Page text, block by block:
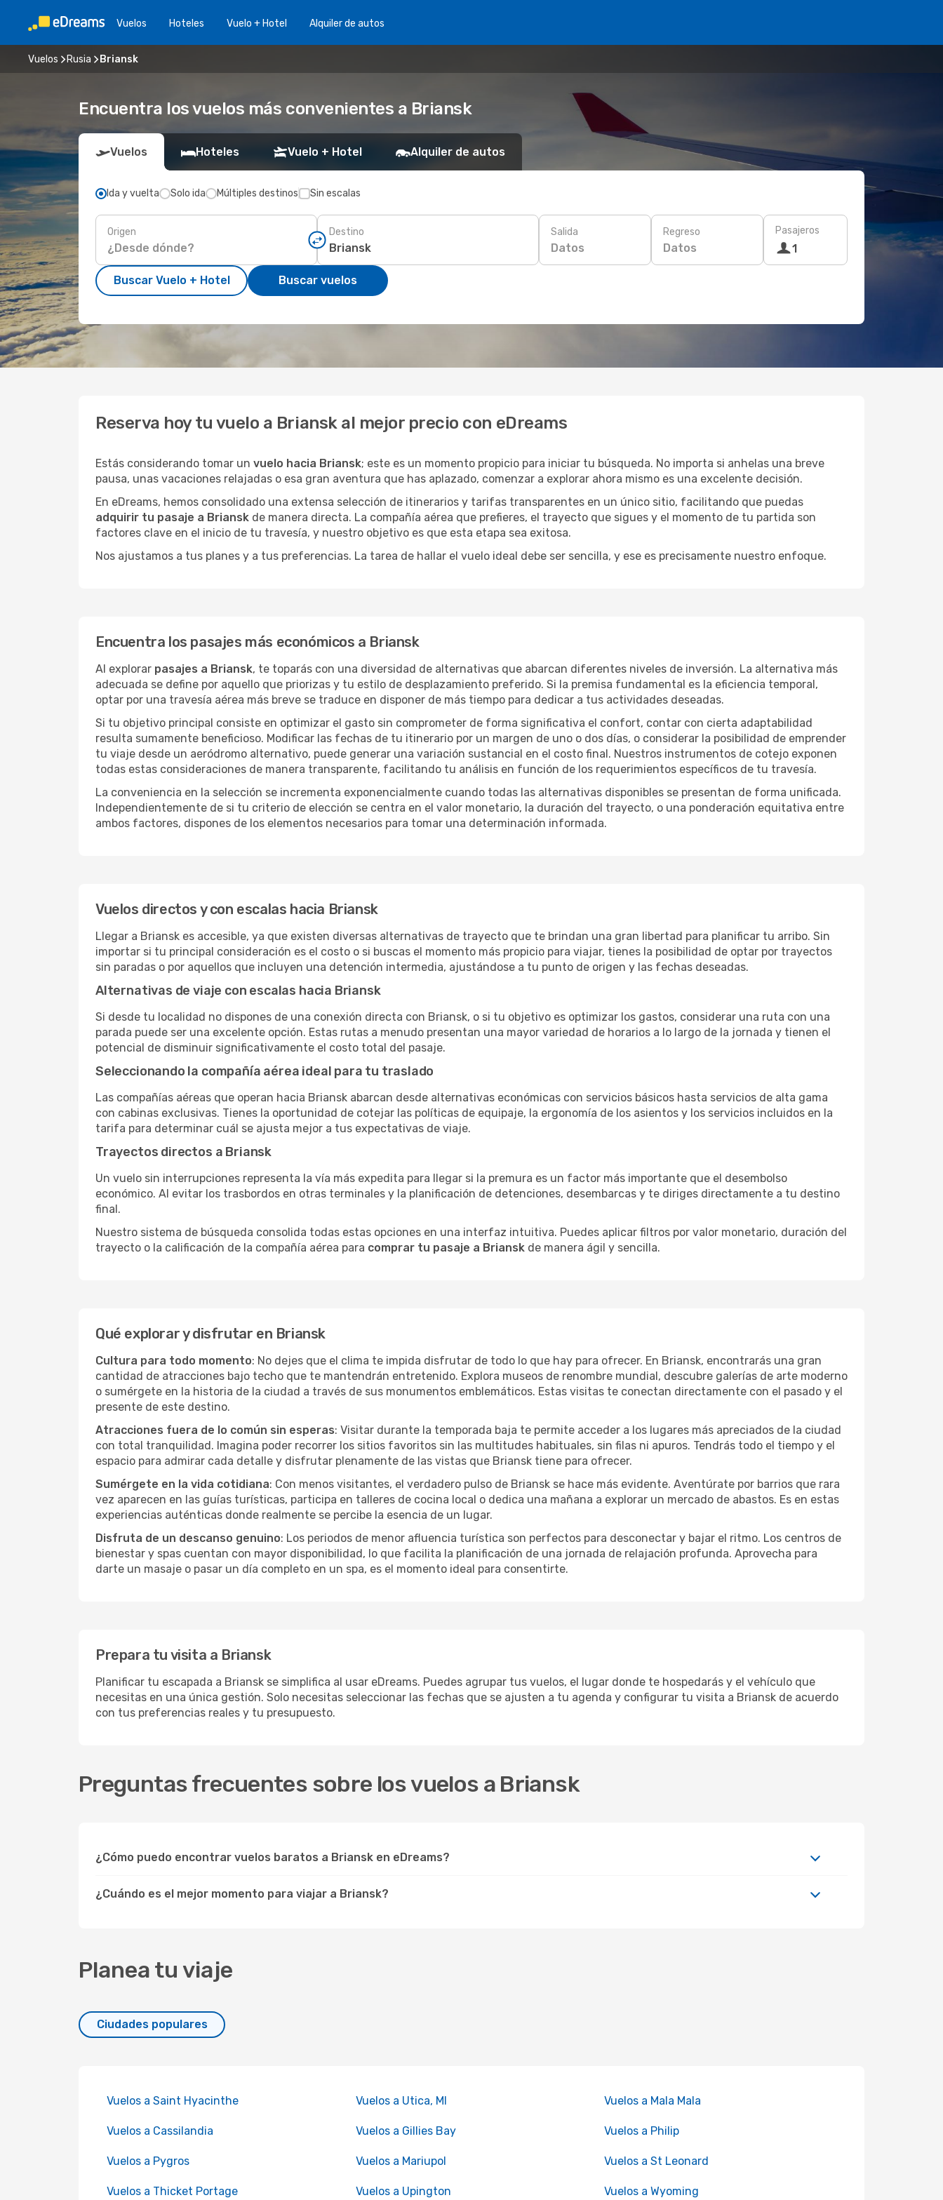
Vuelos Hoteles Vuelo + Hotel Alquiler de autos
Vuelos Rusia Briansk
Encuentra los vuelos más convenientes a Briansk
Vuelos Hoteles Vuelo + Hotel Alquiler de autos
Ida y vuelta Solo ida Múltiples destinos Sin escalas
Origen Destino Salida
Datos
Regreso
Datos
Pasajeros
1
Buscar Vuelo + Hotel Buscar vuelos
Reserva hoy tu vuelo a Briansk al mejor precio con eDreams
Estás considerando tomar un vuelo hacia Briansk; este es un momento propicio para iniciar tu búsqueda. No importa si anhelas una breve
pausa, unas vacaciones relajadas o esa gran aventura que has aplazado, comenzar a explorar ahora mismo es una excelente decisión.
En eDreams, hemos consolidado una extensa selección de itinerarios y tarifas transparentes en un único sitio, facilitando que puedas
adquirir tu pasaje a Briansk de manera directa. La compañía aérea que prefieres, el trayecto que sigues y el momento de tu partida son
factores clave en el inicio de tu travesía, y nuestro objetivo es que esta etapa sea exitosa.
Nos ajustamos a tus planes y a tus preferencias. La tarea de hallar el vuelo ideal debe ser sencilla, y ese es precisamente nuestro enfoque.
Encuentra los pasajes más económicos a Briansk
Al explorar pasajes a Briansk, te toparás con una diversidad de alternativas que abarcan diferentes niveles de inversión. La alternativa más
adecuada se define por aquello que priorizas y tu estilo de desplazamiento preferido. Si la premisa fundamental es la eficiencia temporal,
optar por una travesía aérea más breve se traduce en disponer de más tiempo para dedicar a tus actividades deseadas.
Si tu objetivo principal consiste en optimizar el gasto sin comprometer de forma significativa el confort, contar con cierta adaptabilidad
resulta sumamente beneficioso. Modificar las fechas de tu itinerario por un margen de uno o dos días, o considerar la posibilidad de emprender
tu viaje desde un aeródromo alternativo, puede generar una variación sustancial en el costo final. Nuestros instrumentos de cotejo exponen
todas estas consideraciones de manera transparente, facilitando tu análisis en función de los requerimientos específicos de tu travesía.
La conveniencia en la selección se incrementa exponencialmente cuando todas las alternativas disponibles se presentan de forma unificada.
Independientemente de si tu criterio de elección se centra en el valor monetario, la duración del trayecto, o una ponderación equitativa entre
ambos factores, dispones de los elementos necesarios para tomar una determinación informada.
Vuelos directos y con escalas hacia Briansk
Llegar a Briansk es accesible, ya que existen diversas alternativas de trayecto que te brindan una gran libertad para planificar tu arribo. Sin
importar si tu principal consideración es el costo o si buscas el momento más propicio para viajar, tienes la posibilidad de optar por trayectos
sin paradas o por aquellos que incluyen una detención intermedia, ajustándose a tu punto de origen y las fechas deseadas.
Alternativas de viaje con escalas hacia Briansk
Si desde tu localidad no dispones de una conexión directa con Briansk, o si tu objetivo es optimizar los gastos, considerar una ruta con una
parada puede ser una excelente opción. Estas rutas a menudo presentan una mayor variedad de horarios a lo largo de la jornada y tienen el
potencial de disminuir significativamente el costo total del pasaje.
Seleccionando la compañía aérea ideal para tu traslado
Las compañías aéreas que operan hacia Briansk abarcan desde alternativas económicas con servicios básicos hasta servicios de alta gama
con cabinas exclusivas. Tienes la oportunidad de cotejar las políticas de equipaje, la ergonomía de los asientos y los servicios incluidos en la
tarifa para determinar cuál se ajusta mejor a tus expectativas de viaje.
Trayectos directos a Briansk
Un vuelo sin interrupciones representa la vía más expedita para llegar si la premura es un factor más importante que el desembolso
económico. Al evitar los trasbordos en otras terminales y la planificación de detenciones, desembarcas y te diriges directamente a tu destino
final.
Nuestro sistema de búsqueda consolida todas estas opciones en una interfaz intuitiva. Puedes aplicar filtros por valor monetario, duración del
trayecto o la calificación de la compañía aérea para comprar tu pasaje a Briansk de manera ágil y sencilla.
Qué explorar y disfrutar en Briansk
Cultura para todo momento: No dejes que el clima te impida disfrutar de todo lo que hay para ofrecer. En Briansk, encontrarás una gran
cantidad de atracciones bajo techo que te mantendrán entretenido. Explora museos de renombre mundial, descubre galerías de arte moderno
o sumérgete en la historia de la ciudad a través de sus monumentos emblemáticos. Estas visitas te conectan directamente con el pasado y el
presente de este destino.
Atracciones fuera de lo común sin esperas: Visitar durante la temporada baja te permite acceder a los lugares más apreciados de la ciudad
con total tranquilidad. Imagina poder recorrer los sitios favoritos sin las multitudes habituales, sin filas ni apuros. Tendrás todo el tiempo y el
espacio para admirar cada detalle y disfrutar plenamente de las vistas que Briansk tiene para ofrecer.
Sumérgete en la vida cotidiana: Con menos visitantes, el verdadero pulso de Briansk se hace más evidente. Aventúrate por barrios que rara
vez aparecen en las guías turísticas, participa en talleres de cocina local o dedica una mañana a explorar un mercado de abastos. Es en estas
experiencias auténticas donde realmente se percibe la esencia de un lugar.
Disfruta de un descanso genuino: Los periodos de menor afluencia turística son perfectos para desconectar y bajar el ritmo. Los centros de
bienestar y spas cuentan con mayor disponibilidad, lo que facilita la planificación de una jornada de relajación profunda. Aprovecha para
darte un masaje o pasar un día completo en un spa, es el momento ideal para consentirte.
Prepara tu visita a Briansk
Planificar tu escapada a Briansk se simplifica al usar eDreams. Puedes agrupar tus vuelos, el lugar donde te hospedarás y el vehículo que
necesitas en una única gestión. Solo necesitas seleccionar las fechas que se ajusten a tu agenda y configurar tu visita a Briansk de acuerdo
con tus preferencias reales y tu presupuesto.
Preguntas frecuentes sobre los vuelos a Briansk
¿Cómo puedo encontrar vuelos baratos a Briansk en eDreams?
¿Cuándo es el mejor momento para viajar a Briansk?
Planea tu viaje
Ciudades populares
Vuelos a Saint Hyacinthe Vuelos a Utica, MI Vuelos a Mala Mala
Vuelos a Cassilandia Vuelos a Gillies Bay Vuelos a Philip
Vuelos a Pygros Vuelos a Mariupol Vuelos a St Leonard
Vuelos a Thicket Portage Vuelos a Upington Vuelos a Wyoming